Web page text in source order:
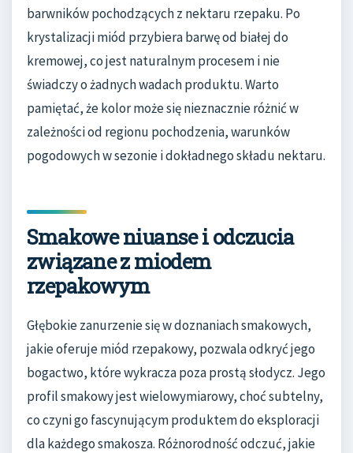
barwników pochodzących z nektaru rzepaku. Po
krystalizacji miód przybiera barwę od białej do
kremowej, co jest naturalnym procesem i nie
świadczy o żadnych wadach produktu. Warto
pamiętać, że kolor może się nieznacznie różnić w
zależności od regionu pochodzenia, warunków
pogodowych w sezonie i dokładnego składu nektaru.
Smakowe niuanse i odczucia
związane z miodem
rzepakowym
Głębokie zanurzenie się w doznaniach smakowych,
jakie oferuje miód rzepakowy, pozwala odkryć jego
bogactwo, które wykracza poza prostą słodycz. Jego
profil smakowy jest wielowymiarowy, choć subtelny,
co czyni go fascynującym produktem do eksploracji
dla każdego smakosza. Różnorodność odczuć, jakie